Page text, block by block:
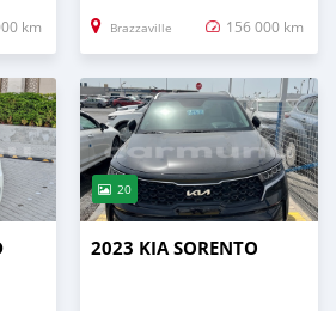
km Brazzaville 156 000 km
20
2023 KIA SORENTO